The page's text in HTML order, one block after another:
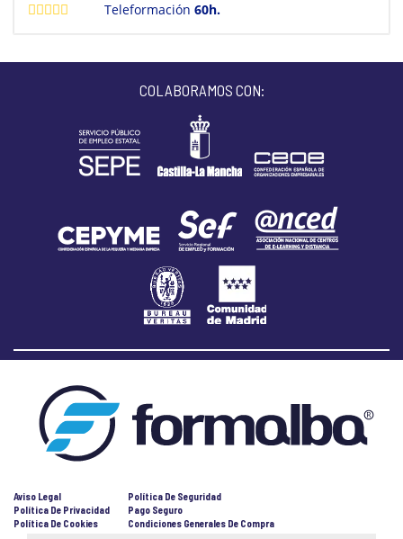
Teleformación60h.
COLABORAMOS CON:
Aviso Legal
Política De Privacidad
Política De Cookies
Política De Seguridad
Pago Seguro
Condiciones Generales De Compra